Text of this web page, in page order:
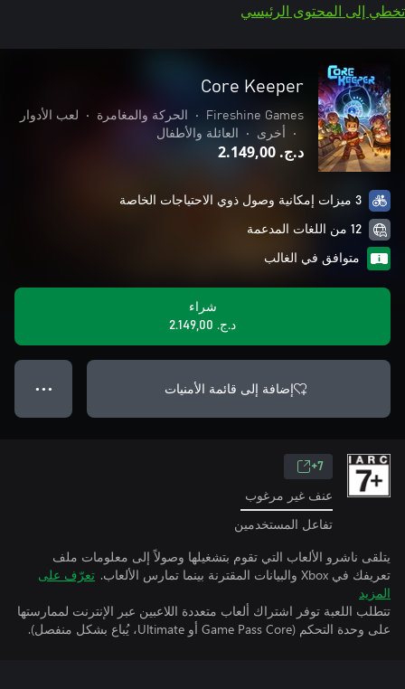
تخطي إلى المحتوى الرئيسي
Core Keeper
Fireshine Games
• الحركة والمغامرة •
لعب الأدوار
•
أخرى • العائلة والأطفال
د.ج.‏ 2.149,00
3 ميزات إمكانية وصول ذوي الاحتياجات الخاصة
12 من اللغات المدعمة
متوافق في الغالب
شراء
د.ج.‏ 2.149,00
إضافة إلى قائمة الأمنيات ● ● ●
7+
عنف غير مرغوب
تفاعل المستخدمين
يتلقى ناشرو الألعاب التي تقوم بتشغيلها وصولاً إلى معلومات ملف
تعريفك في Xbox والبيانات المقترنة بينما تمارس الألعاب.
تعرّف على
المزيد
تتطلب اللعبة توفر اشتراك ألعاب متعددة اللاعبين عبر الإنترنت لممارستها
على وحدة التحكم (Game Pass Core أو Ultimate، يُباع بشكل منفصل).